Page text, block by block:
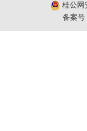
桂公网
备案号